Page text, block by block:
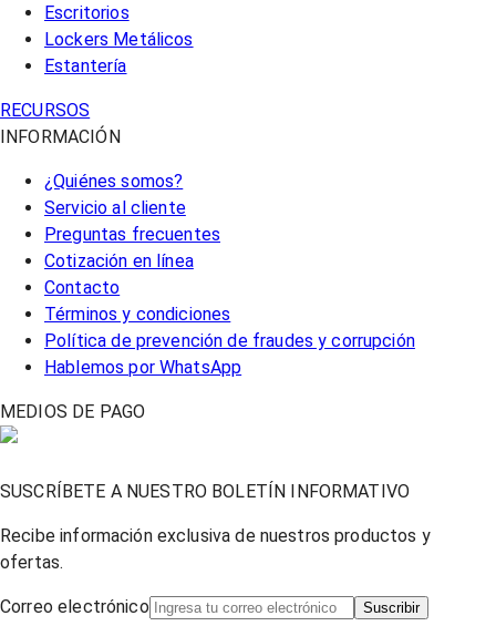
Escritorios
Lockers Metálicos
Estantería
RECURSOS
INFORMACIÓN
¿Quiénes somos?
Servicio al cliente
Preguntas frecuentes
Cotización en línea
Contacto
Términos y condiciones
Política de prevención de fraudes y corrupción
Hablemos por WhatsApp
MEDIOS DE PAGO
SUSCRÍBETE A NUESTRO BOLETÍN INFORMATIVO
Recibe información exclusiva de nuestros productos y
ofertas.
Correo electrónico Suscribir